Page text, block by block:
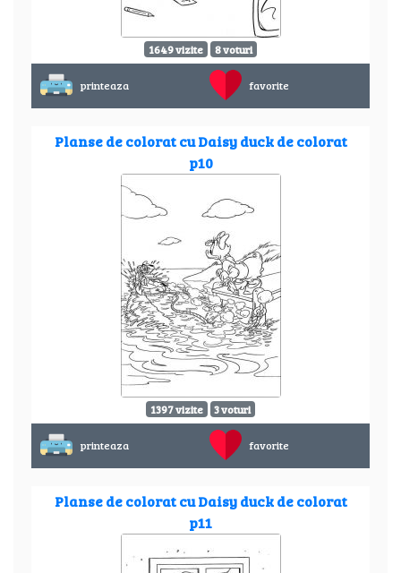
1649 vizite 8 voturi
printeaza favorite
Planse de colorat cu Daisy duck de colorat
p10
1397 vizite 3 voturi
printeaza favorite
Planse de colorat cu Daisy duck de colorat
p11